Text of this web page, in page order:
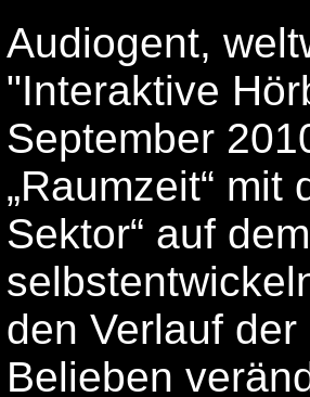
Audiogent,
"Interaktive
September
„Raumzeit“ mit
Sektor“ auf
den Verlauf
Belieben